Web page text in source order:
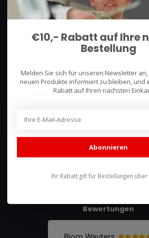
We use what we sell, that's the
Hullerpad 13Q
6741 PA
Bewertungen
€10,- Rabatt auf Ihre
Bestellung
Melden Sie sich für unseren Newsletter
neuen Produkte informiert zu bleiben, und
Rabatt auf Ihren nächsten
Abonnieren
Ihr Rabatt gilt für Bestellungen über